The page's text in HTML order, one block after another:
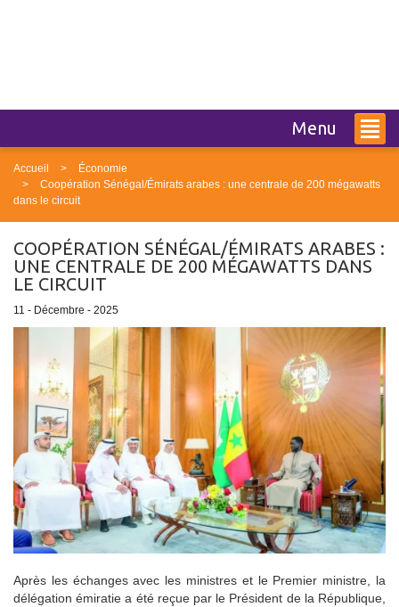
Menu
Accueil
Économie
Coopération Sénégal/Émirats arabes : une centrale de 200 mégawatts
dans le circuit
COOPÉRATION SÉNÉGAL/ÉMIRATS ARABES :
UNE CENTRALE DE 200 MÉGAWATTS DANS
LE CIRCUIT
11 - Décembre - 2025
Après les échanges avec les ministres et le Premier ministre, la
délégation émiratie a été reçue par le Président de la République,